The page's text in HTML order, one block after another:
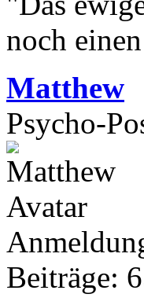
noch
Matthew
Psycho-
Beiträge: